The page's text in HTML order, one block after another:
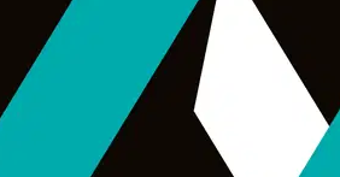
de 2017 Categoría: Artículos técnicos